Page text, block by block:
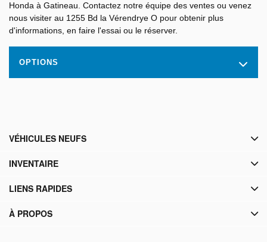
Honda à Gatineau. Contactez notre équipe des ventes ou venez
nous visiter au 1255 Bd la Vérendrye O pour obtenir plus
d'informations, en faire l'essai ou le réserver.
OPTIONS
VÉHICULES NEUFS
INVENTAIRE
LIENS RAPIDES
À PROPOS